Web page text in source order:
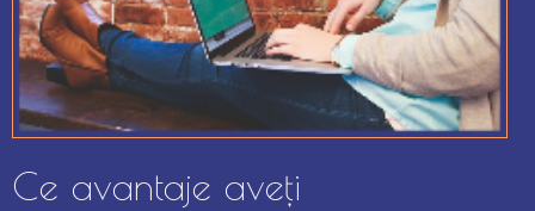
Ce avantaje aveţi